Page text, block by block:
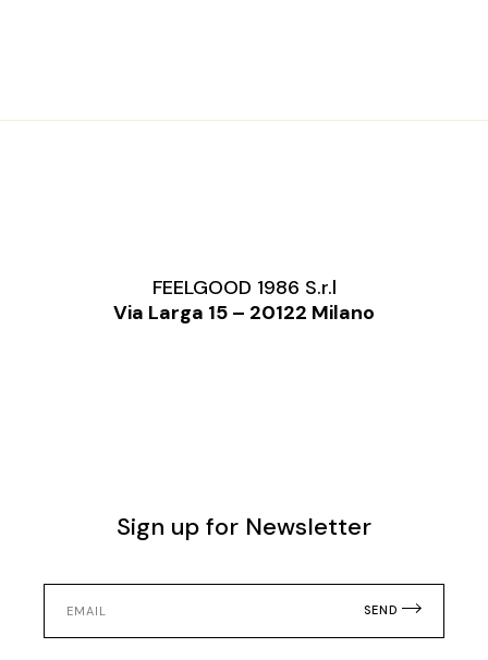
FEELGOOD 1986 S.r.l
Via Larga 15 – 20122 Milano
Sign up for Newsletter
SEND